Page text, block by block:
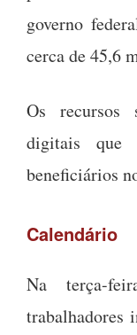
governo
cerca de 45,6
Os recursos
digitais que
beneficiários
Calendário
Na terça-
trabalhadores